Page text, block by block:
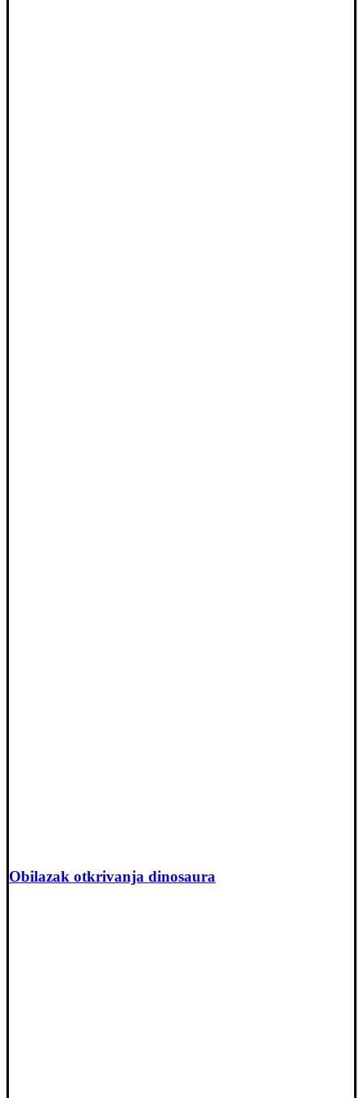
Obilazak otkrivanja dinosaura